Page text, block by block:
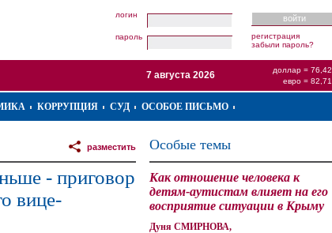
логин
пароль
регистрация
забыли пароль?
доллар = 76,42
евро = 82,71
7 августа 2026
КОРРУПЦИЯ СУД ОСОБОЕ ПИСЬМО
разместить
- приговор
вице-
Особые темы
Как отношение человека к
детям-аутистам влияет на его
восприятие ситуации в Крыму
Дуня СМИРНОВА,